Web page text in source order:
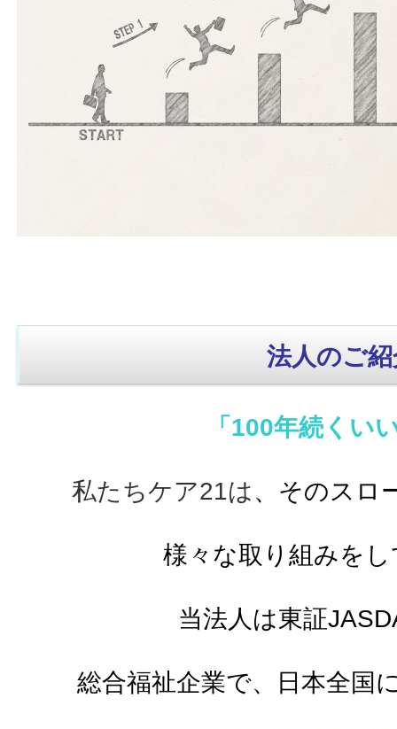
法人のご
「100年続くい
私たちケア21は、そのスロ
様々な取り組みを
当法人は東証
総合福祉企業で、 日本全国